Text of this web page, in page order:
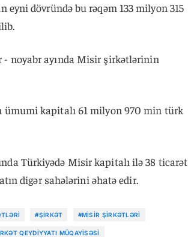
dövründə bu rəqəm 133 milyon 315
noyabr ayında Misir şirkətlərinin
kapitalı 61 milyon 970 min türk
Türkiyədə Misir kapitalı ilə 38 ticarət
digər sahələrini əhatə edir.
#ŞIRKƏT #MISIR ŞIRKƏTLƏRI
QEYDIYYATI MÜQAYISƏSI